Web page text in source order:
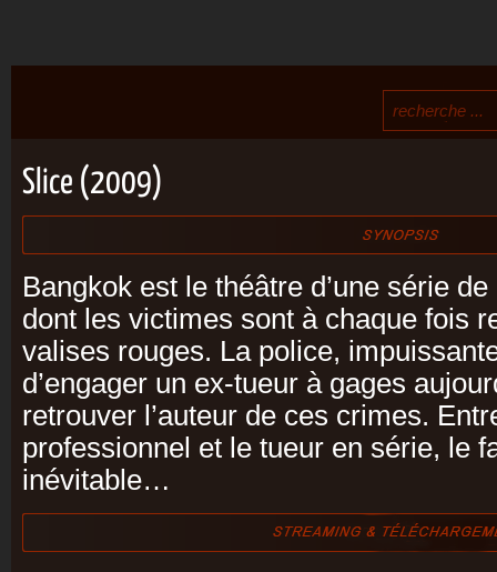
Slice (2009)
Bangkok est le théâtre d’une série
dont les victimes sont à chaque fois
valises rouges. La police,
d’engager un ex-tueur à gages
retrouver l’auteur de ces crimes.
professionnel et le tueur en série, le
inévitable…